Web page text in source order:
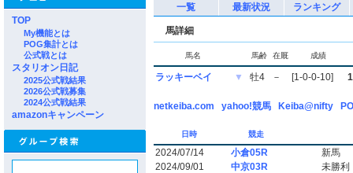
TOP
My機能とは
POG集計とは
公式戦とは
スタリオン日記
2025公式戦結果
2026公式戦募集
2024公式戦結果
amazonキャンペーン
一覧 最新状況 ランキング
馬詳細
馬名 馬齢 在厩 成績
ラッキーベイ ▼ 牡4 － [1-0-0-10]
netkeiba.com yahoo!競馬 Keiba@nifty
日時 競走
2024/07/14 小倉05R
新馬
2024/09/01
中京03R
未勝利